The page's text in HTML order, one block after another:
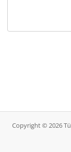
Copyright © 2026